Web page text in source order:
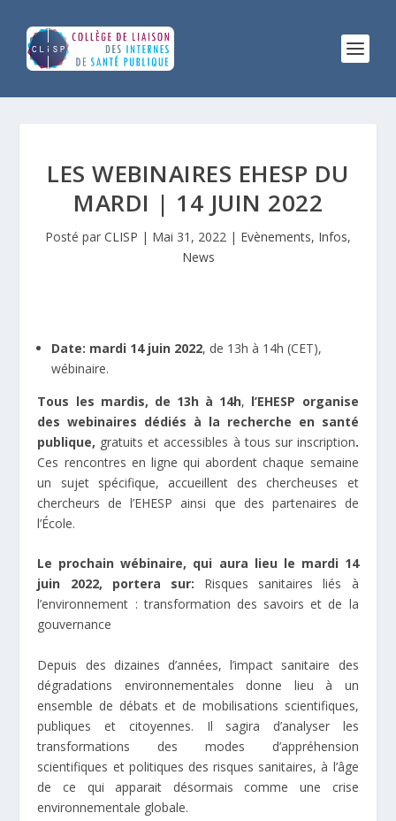
LES WEBINAIRES EHESP DU
MARDI | 14 JUIN 2022
Posté par CLISP | Mai 31, 2022 | Evènements, Infos,
News
Date: mardi 14 juin 2022, de 13h à 14h (CET),
wébinaire.
Tous les mardis, de 13h à 14h, l’EHESP organise
des webinaires dédiés à la recherche en santé
publique, gratuits et accessibles à tous sur inscription.
Ces rencontres en ligne qui abordent chaque semaine
un sujet spécifique, accueillent des chercheuses et
chercheurs de l’EHESP ainsi que des partenaires de
l’École.
Le prochain wébinaire, qui aura lieu le mardi 14
juin 2022, portera sur: Risques sanitaires liés à
l’environnement : transformation des savoirs et de la
gouvernance
Depuis des dizaines d’années, l’impact sanitaire des
dégradations environnementales donne lieu à un
ensemble de débats et de mobilisations scientifiques,
publiques et citoyennes. Il sagira d’analyser les
transformations des modes d’appréhension
scientifiques et politiques des risques sanitaires, à l’âge
de ce qui apparait désormais comme une crise
environnementale globale.